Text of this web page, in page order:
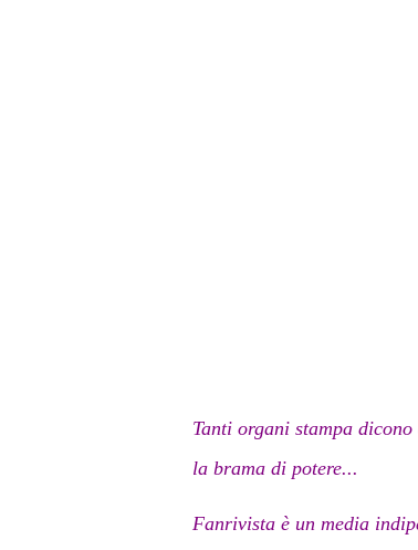
Tanti organi stampa
la brama di potere...
Fanrivista è un media